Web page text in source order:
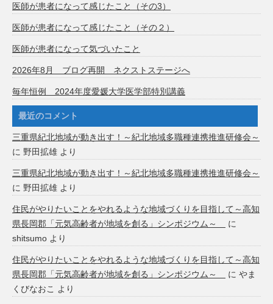
医師が患者になって感じたこと（その3）
医師が患者になって感じたこと（その２）
医師が患者になって気づいたこと
2026年8月 ブログ再開 ネクストステージへ
毎年恒例 2024年度愛媛大学医学部特別講義
最近のコメント
三重県紀北地域が動き出す！～紀北地域多職種連携推進研修会～
に 野田拡雄 より
三重県紀北地域が動き出す！～紀北地域多職種連携推進研修会～
に 野田拡雄 より
住民がやりたいことをやれるような地域づくりを目指して～高知
県長岡郡「元気高齢者が地域を創る」シンポジウム～
に
shitsumo より
住民がやりたいことをやれるような地域づくりを目指して～高知
県長岡郡「元気高齢者が地域を創る」シンポジウム～
に やま
くびなおこ
より